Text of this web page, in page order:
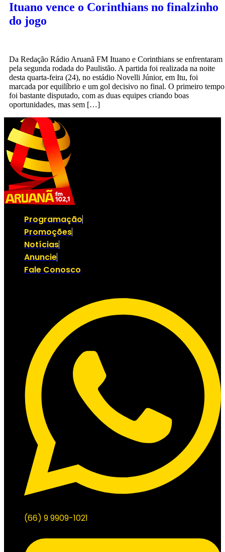
Ituano vence o Corinthians no finalzinho
do jogo
Da Redação Rádio Aruanã FM Ituano e Corinthians se enfrentaram
pela segunda rodada do Paulistão. A partida foi realizada na noite
desta quarta-feira (24), no estádio Novelli Júnior, em Itu, foi
marcada por equilíbrio e um gol decisivo no final. O primeiro tempo
foi bastante disputado, com as duas equipes criando boas
oportunidades, mas sem […]
Programação
Promoções
Notícias
Anuncie
Fale Conosco
(66) 9 9909-1021